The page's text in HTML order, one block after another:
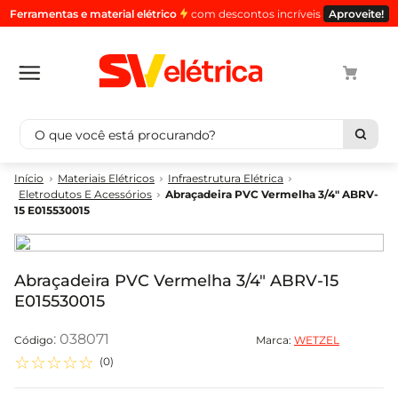
Ferramentas e material elétrico com descontos incríveis Aproveite!
O que você está procurando?
Materiais Elétricos
Infraestrutura Elétrica
Eletrodutos E Acessórios
Abraçadeira PVC Vermelha 3/4" ABRV-
15 E015530015
Abraçadeira PVC Vermelha 3/4" ABRV-15
E015530015
: 038071 Marca: WETZEL
☆☆☆☆☆ (0)
Termos mais buscados
1º
cabo
2º
luminaria
4º
4